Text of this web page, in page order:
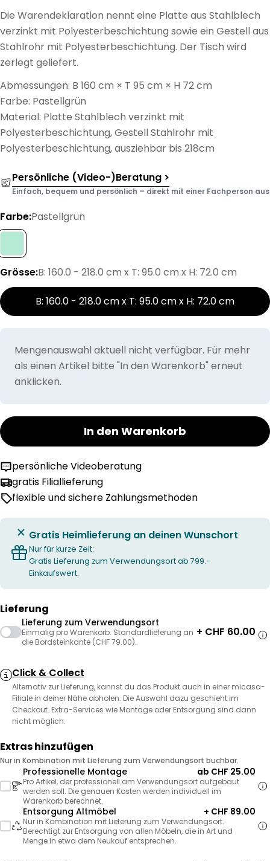
Die Warendeklaration nennt eine Platte aus Stahlblech
verzinkt mit Polyesterbeschichtung sowie ein Gestell aus
Stahlrohr mit Polyesterbeschichtung. Der Tisch wird
zerlegt geliefert.
Abmessungen: B 160 cm × T 95 cm × H 72 cm
Farbe: Pastellgrün
Material: Platte Stahlblech verzinkt mit
Polyesterbeschichtung, Gestell Stahlrohr mit
Polyesterbeschichtung, ausziehbar bis 218cm
Persönliche (Video-)Beratung >
Einfach, bequem und persönlich – direkt mit einer Fachperson aus
Farbe:Pastellgrün
Grösse:B: 160.0 - 218.0 cm x T: 95.0 cm x H: 72.0 cm
B: 160.0 - 218.0 cm x T: 95.0 cm x H: 72.0 cm
Mengenauswahl aktuell nicht verfügbar. Für mehr
als einen Artikel bitte "In den Warenkorb" erneut
anklicken.
In den Warenkorb
persönliche Videoberatung
gratis Filiallieferung
flexible und sichere Zahlungsmethoden
Gratis Heimlieferung an deinen Wunschort
Nur für kurze Zeit:
Gratis Lieferung zum Verwendungsort ab 799.-
Einkaufswert.
Lieferung
Lieferung zum Verwendungsort
Einmalig pro Warenkorb. Standardlieferung an
die Bordsteinkante (CHF 79.00).
+ CHF 60.00
Click & Collect
Alternativ zur Lieferung, kannst du das Produkt auch in einer micasa-
Filiale in deiner Nähe abholen. Die Auswahl dazu geschieht im
Checkout. Extra-Services wie Montage oder Entsorgung sind dann
nicht möglich.
Extras hinzufügen
Nur in Kombination mit Lieferung zum Verwendungsort buchbar.
Professionelle Montage ab CHF 25.00
Pro Artikel, der professionell am Verwendungsort aufgebaut
werden soll. Die genauen Kosten werden individuell im
Warenkorb berechnet.
Entsorgung Altmöbel + CHF 89.00
Nur in Kombination mit Lieferung zum Verwendungsort.
Berechtigt zur Entsorgung von allen Möbeln, die in Art und
Menge in etwa dem Neukauf entsprechen.